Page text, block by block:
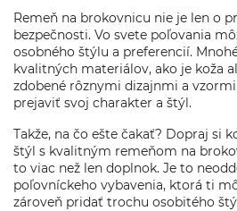
Remeň na brokovnicu nie je len o
bezpečnosti. Vo svete poľovania
osobného štýlu a preferencií.
kvalitných materiálov, ako je koža
zdobené rôznymi dizajnmi a
prejaviť svoj charakter a štýl.
Takže, na čo ešte čakať? Dopraj si
štýl s kvalitným remeňom na
to viac než len doplnok. Je to
poľovníckeho vybavenia, ktorá ti
zároveň pridať trochu osobitého